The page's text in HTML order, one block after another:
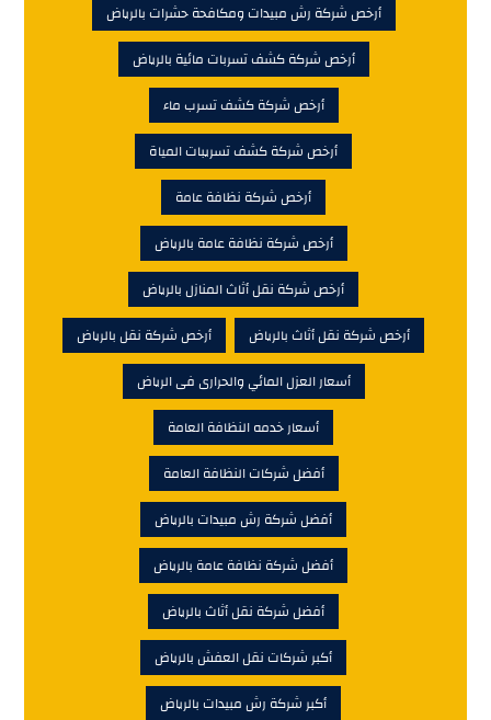
أرخص شركة رش مبيدات ومكافحة حشرات بالرياض
أرخص شركة كشف تسربات مائية بالرياض
أرخص شركة كشف تسرب ماء
أرخص شركة كشف تسريبات المياة
أرخص شركة نظافة عامة
أرخص شركة نظافة عامة بالرياض
أرخص شركة نقل أثاث المنازل بالرياض
أرخص شركة نقل أثاث بالرياض
أرخص شركة نقل بالرياض
أسعار العزل المائي والحرارى فى الرياض
أسعار خدمه النظافة العامة
أفضل شركات النظافة العامة
أفضل شركة رش مبيدات بالرياض
أفضل شركة نظافة عامة بالرياض
أفضل شركة نقل أثاث بالرياض
أكبر شركات نقل العفش بالرياض
أكبر شركة رش مبيدات بالرياض